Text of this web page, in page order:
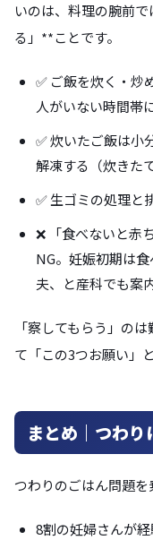
いのは、料理の腕前
る」**ことです。
✅ ご飯を炊く・炒
人がいない時間帯
✅ 炊いたご飯は小
解凍する（炊きた
✅ 生ゴミの処理と
❌ 「食べないと赤
NG。妊娠初期は
夫、と産科でも案
「察してもらう」の
て「この3つお願い」
まとめ｜つわ
つわりのごはん問題を
8割の妊婦さんが